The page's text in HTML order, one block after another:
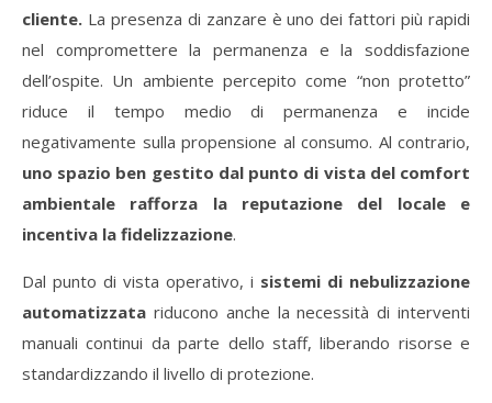
cliente. La presenza di zanzare è uno dei fattori più rapidi
nel compromettere la permanenza e la soddisfazione
dell’ospite. Un ambiente percepito come “non protetto”
riduce il tempo medio di permanenza e incide
negativamente sulla propensione al consumo. Al contrario,
uno spazio ben gestito dal punto di vista del comfort
ambientale rafforza la reputazione del locale e
incentiva la fidelizzazione.
Dal punto di vista operativo, i sistemi di nebulizzazione
automatizzata riducono anche la necessità di interventi
manuali continui da parte dello staff, liberando risorse e
standardizzando il livello di protezione.